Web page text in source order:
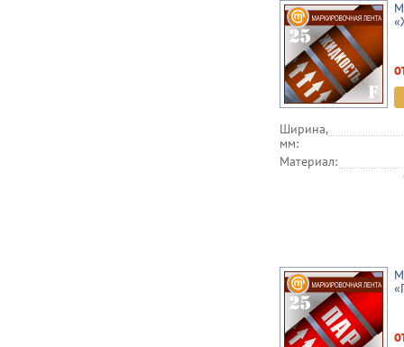
Ширина,
мм:
Материал: